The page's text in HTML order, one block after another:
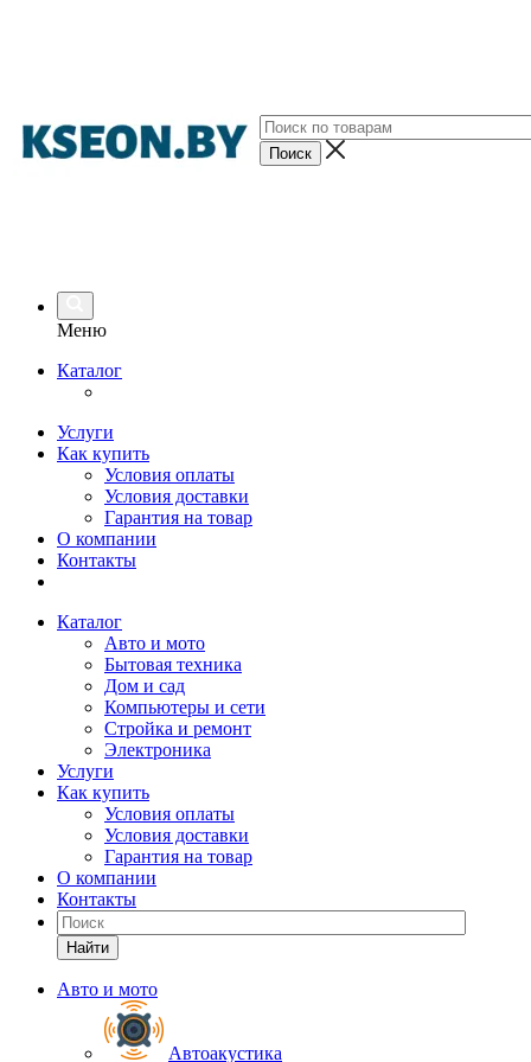
Меню
Каталог
Услуги
Как купить
Условия оплаты
Условия доставки
Гарантия на товар
О компании
Контакты
Каталог
Авто и мото
Бытовая техника
Дом и сад
Компьютеры и сети
Стройка и ремонт
Электроника
Услуги
Как купить
Условия оплаты
Условия доставки
Гарантия на товар
О компании
Контакты
Найти
Авто и мото
Автоакустика